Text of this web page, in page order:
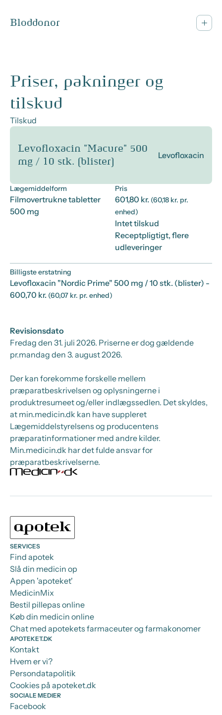
Bloddonor
Priser, pakninger og
tilskud
Tilskud
Levofloxacin "Macure" 500
mg / 10 stk. (blister)
Levofloxacin
Lægemiddelform
Filmovertrukne tabletter
500 mg
Pris
601,80 kr. (60,18 kr. pr.
enhed)
Intet tilskud
Receptpligtigt, flere
udleveringer
Billigste erstatning
Levofloxacin "Nordic Prime" 500 mg / 10 stk. (blister) -
600,70 kr. (60,07 kr. pr. enhed)
Revisionsdato
Fredag den 31. juli 2026. Priserne er dog gældende
pr.mandag den 3. august 2026.
Der kan forekomme forskelle mellem
præparatbeskrivelsen og oplysningerne i
produktresumeet og/eller indlægssedlen. Det skyldes,
at min.medicin.dk kan have suppleret
Lægemiddelstyrelsens og producentens
præparatinformationer med andre kilder.
Min.medicin.dk har det fulde ansvar for
præparatbeskrivelserne.
SERVICES
Find apotek
Slå din medicin op
Appen 'apoteket'
MedicinMix
Bestil pillepas online
Køb din medicin online
Chat med apotekets farmaceuter og farmakonomer
APOTEKET.DK
Kontakt
Hvem er vi?
Persondatapolitik
Cookies på apoteket.dk
SOCIALE MEDIER
Facebook